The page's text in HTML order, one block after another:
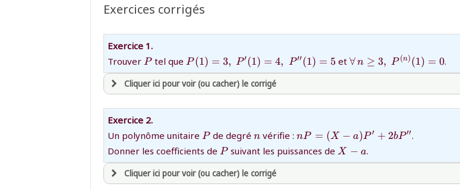
Exercices corrigés
Exercice 1.
Trouver {P}
P tel que{P(1)=3,\;P'(1)=4,\;P''(1)=5}
P (1) = 3, P′(1) = 4, P′′(1) = 5 et{\forall\,
n\ge3,\;P^{(n)}
∀n ≥ 3, P (n) (1) = 0.
Cliquer ici pour voir (ou cacher) le corrigé
avoir une souscription active sur mathprepa
connecté au site
revenir àla page d'accueil
ou tester la page d'extraits libres
Exercice 2.
Un polynôme unitaire {P}
P de degré{n}
n vérifie :{nP=(X-
a)P'+2bP''}
nP = (X − a)P′ + 2bP′′.
Donner les coefficients de {P}
P suivant les puissances de {X-
a}
X − a.
Cliquer ici pour voir (ou cacher) le corrigé